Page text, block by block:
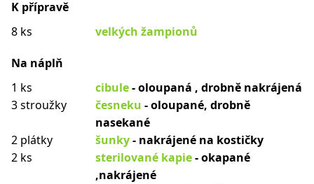
K přípravě
8 ks
velkých žampionů
Na náplň
1 ks
cibule- oloupaná , drobně nakrájená
3 stroužky
česneku - oloupané, drobně
nasekané
2 plátky
šunky- nakrájené na kostičky
2 ks
sterilované kapie- okapané
,nakrájené